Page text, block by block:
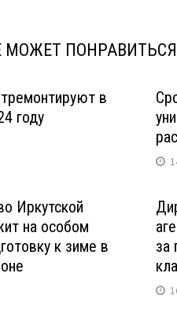
МОЖЕТ ПОНРАВИТЬСЯ
в
году
Иркутской
на особом
к зиме в
за